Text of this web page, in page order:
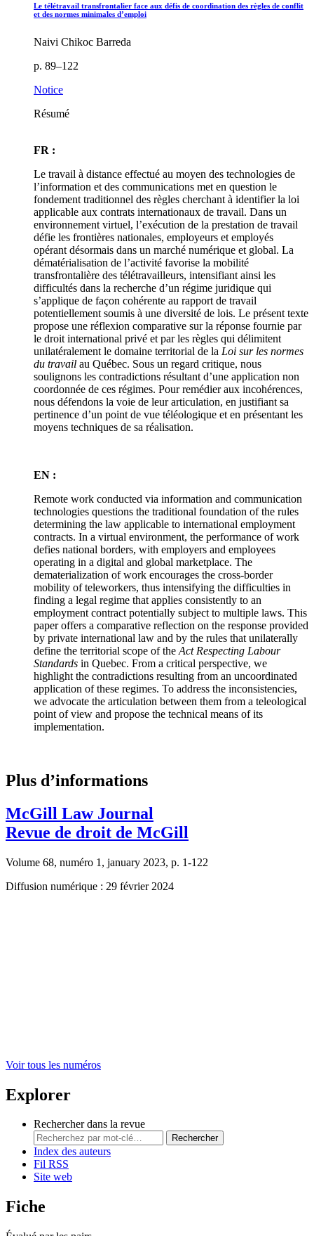
Le télétravail transfrontalier face aux défis de coordination des règles de conflit
et des normes minimales d’emploi
Naivi Chikoc Barreda
p. 89–122
Notice
Résumé
FR :
Le travail à distance effectué au moyen des technologies de
l’information et des communications met en question le
fondement traditionnel des règles cherchant à identifier la loi
applicable aux contrats internationaux de travail. Dans un
environnement virtuel, l’exécution de la prestation de travail
défie les frontières nationales, employeurs et employés
opérant désormais dans un marché numérique et global. La
dématérialisation de l’activité favorise la mobilité
transfrontalière des télétravailleurs, intensifiant ainsi les
difficultés dans la recherche d’un régime juridique qui
s’applique de façon cohérente au rapport de travail
potentiellement soumis à une diversité de lois. Le présent texte
propose une réflexion comparative sur la réponse fournie par
le droit international privé et par les règles qui délimitent
unilatéralement le domaine territorial de la Loi sur les normes
du travail au Québec. Sous un regard critique, nous
soulignons les contradictions résultant d’une application non
coordonnée de ces régimes. Pour remédier aux incohérences,
nous défendons la voie de leur articulation, en justifiant sa
pertinence d’un point de vue téléologique et en présentant les
moyens techniques de sa réalisation.
EN :
Remote work conducted via information and communication
technologies questions the traditional foundation of the rules
determining the law applicable to international employment
contracts. In a virtual environment, the performance of work
defies national borders, with employers and employees
operating in a digital and global marketplace. The
dematerialization of work encourages the cross-border
mobility of teleworkers, thus intensifying the difficulties in
finding a legal regime that applies consistently to an
employment contract potentially subject to multiple laws. This
paper offers a comparative reflection on the response provided
by private international law and by the rules that unilaterally
define the territorial scope of the Act Respecting Labour
Standards in Quebec. From a critical perspective, we
highlight the contradictions resulting from an uncoordinated
application of these regimes. To address the inconsistencies,
we advocate the articulation between them from a teleological
point of view and propose the technical means of its
implementation.
Plus d’informations
McGill Law Journal
Revue de droit de McGill
Volume 68, numéro 1, january 2023, p. 1-122
Diffusion numérique : 29 février 2024
Voir tous les numéros
Explorer
Rechercher dans la revue
Rechercher
Index des auteurs
Fil RSS
Site web
Fiche